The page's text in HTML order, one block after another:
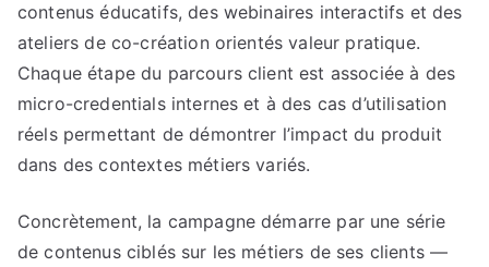
contenus éducatifs, des webinaires interactifs et des
ateliers de co-création orientés valeur pratique.
Chaque étape du parcours client est associée à des
micro-credentials internes et à des cas d’utilisation
réels permettant de démontrer l’impact du produit
dans des contextes métiers variés.
Concrètement, la campagne démarre par une série
de contenus ciblés sur les métiers de ses clients —